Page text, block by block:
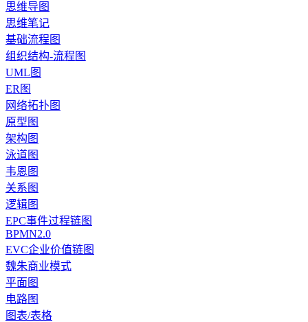
思维导图
思维笔记
基础流程图
组织结构-流程图
UML图
ER图
网络拓扑图
原型图
架构图
泳道图
韦恩图
关系图
逻辑图
EPC事件过程链图
BPMN2.0
EVC企业价值链图
魏朱商业模式
平面图
电路图
图表/表格